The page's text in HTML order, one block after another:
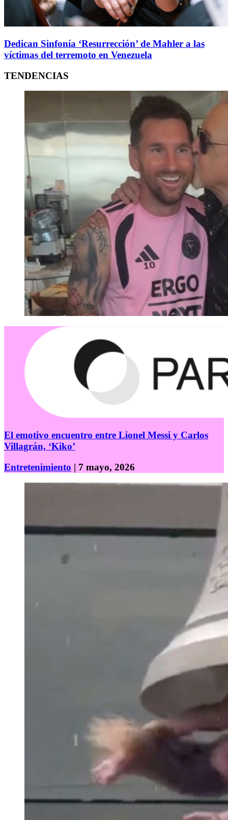
Dedican Sinfonía ‘Resurrección’ de Mahler a las
víctimas del terremoto en Venezuela
TENDENCIAS
El emotivo encuentro entre Lionel Messi y Carlos
Villagrán, ‘Kiko’
Entretenimiento | 7 mayo, 2026